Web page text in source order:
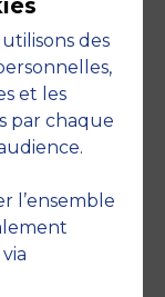
des
et les
par chaque
l’ensemble